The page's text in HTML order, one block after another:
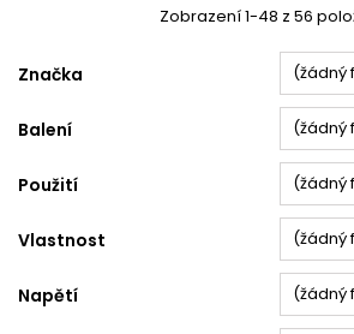
Zobrazení 1-48 z 56
Značka (žádný
Balení (žádný
Použití (žádný
Vlastnost (žádný
Napětí (žádný